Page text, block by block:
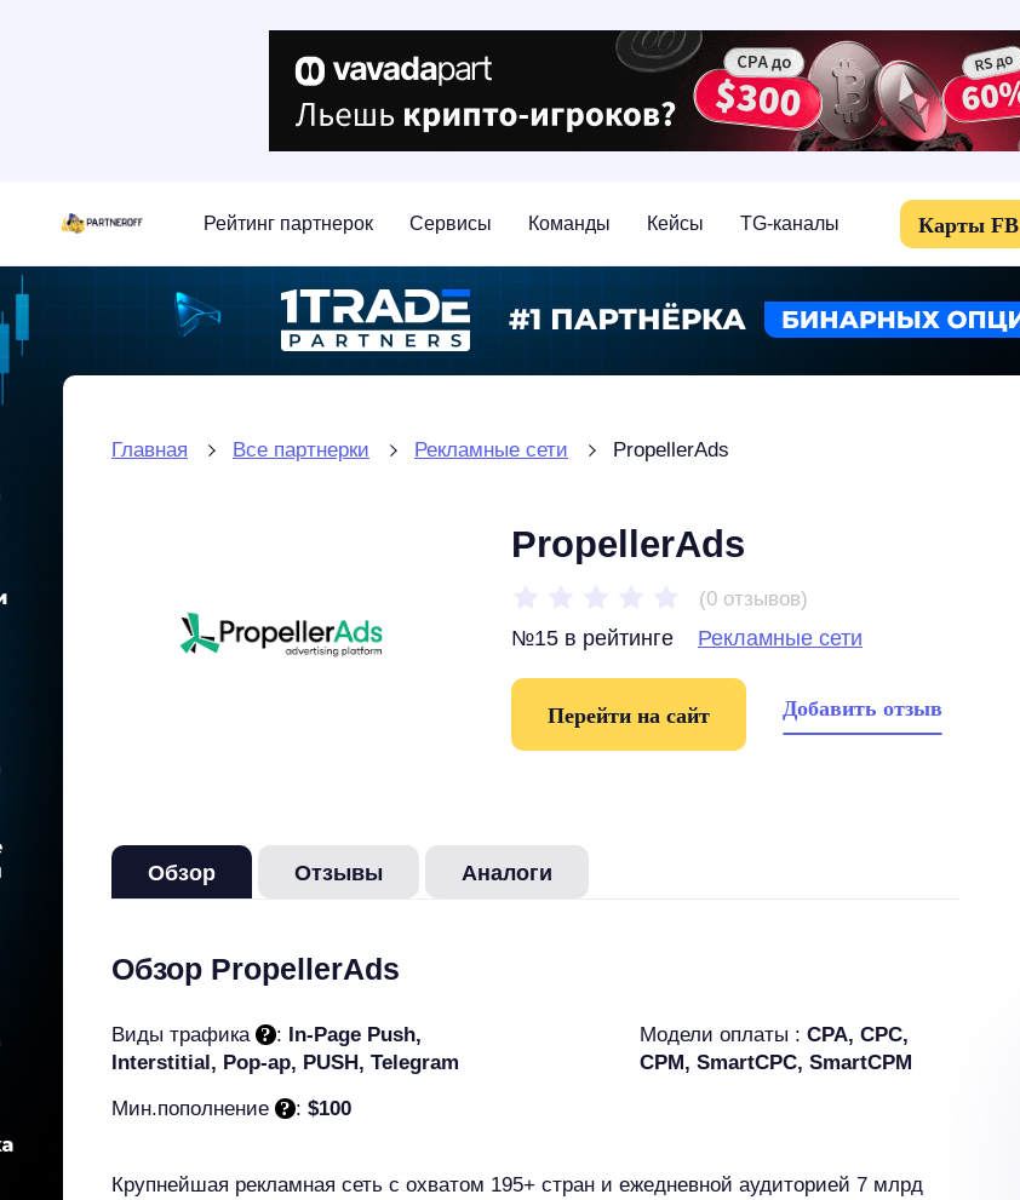
Рейтинг партнерок Сервисы Команды Кейсы TG-каналы Карты FB
Главная Все партнерки Рекламные сети PropellerAds
PropellerAds
(0 отзывов)
№15 в рейтинге Рекламные сети
Перейти на сайт Добавить отзыв
Обзор Отзывы Аналоги
Обзор PropellerAds
Виды трафика : In-Page Push,
Interstitial, Pop-ap, PUSH, Telegram
Мин.пополнение
: $100
Модели оплаты : CPA, CPC,
CPM, SmartCPC, SmartCPM
Крупнейшая рекламная сеть с охватом 195+ стран и ежедневной аудиторией 7 млрд